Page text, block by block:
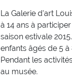
La Galerie d'art
à 14 ans à
saison estivale
enfants âgés de 5 à
Pendant les
au musée.